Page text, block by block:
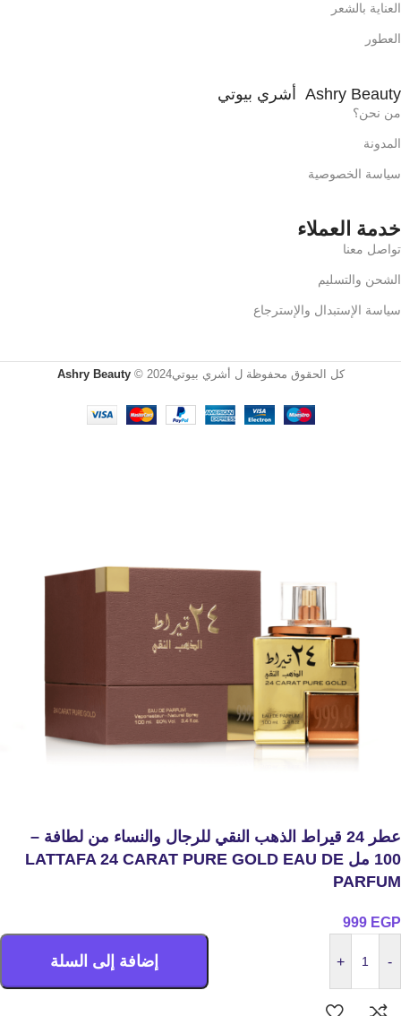
العناية بالشعر
العطور
Ashry Beauty أشري بيوتي
من نحن؟
المدونة
سياسة الخصوصية
خدمة العملاء
تواصل معنا
الشحن والتسليم
سياسة الإستبدال والإسترجاع
كل الحقوق محفوظة ل أشري بيوتي2024 © Ashry Beauty
عطر 24 قيراط الذهب النقي للرجال والنساء من لطافة –
100 مل LATTAFA 24 CARAT PURE GOLD EAU DE
PARFUM
999 EGP
-
+ إضافة إلى السلة